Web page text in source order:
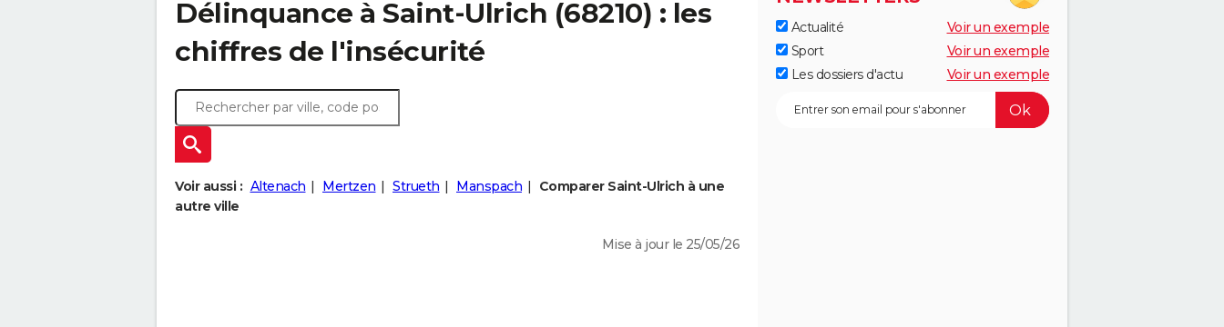
Délinquance à Saint-Ulrich (68210) : les
chiffres de l'insécurité
Voir aussi : Altenach Mertzen Strueth Manspach
Comparer Saint-Ulrich à une
autre ville
Mise à jour le 25/05/26
Actualité
Voir un exemple
Sport
Voir un exemple
Les dossiers d'actu
Voir un exemple